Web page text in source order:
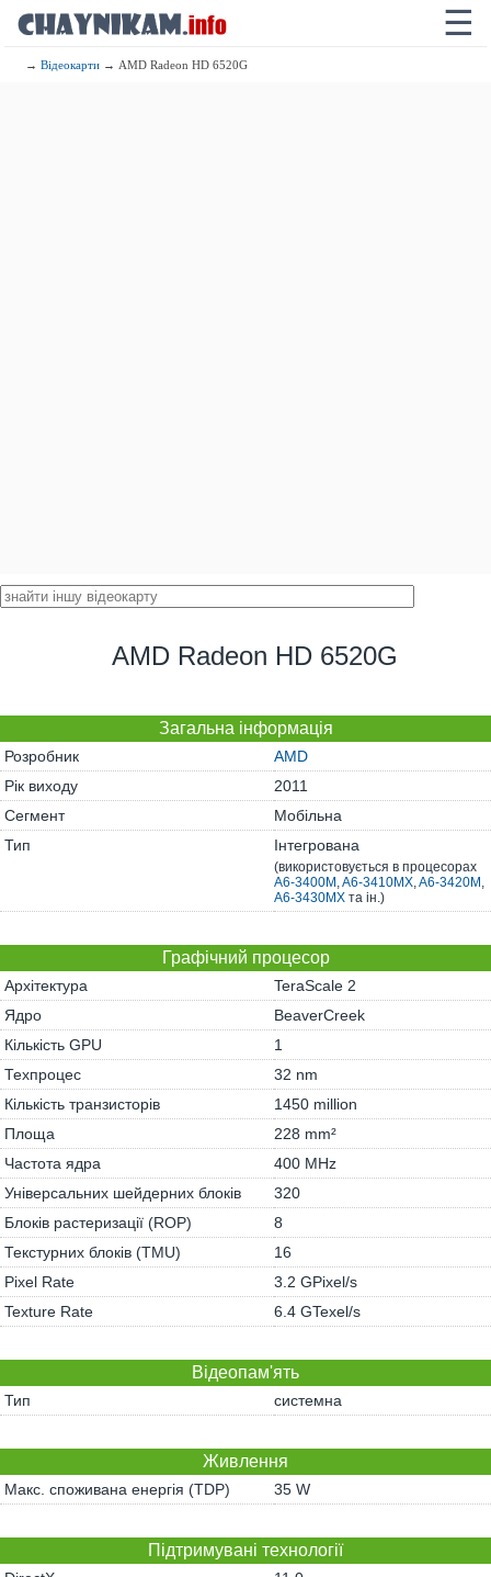
☰
→Відеокарти → AMD Radeon HD 6520G
AMD Radeon HD 6520G
Загальна інформація
Розробник
AMD
Рік виходу
2011
Сегмент
Мобільна
Тип
Інтегрована
(використовується в процесорах
A6-3400M ,A6-3410MX,A6-3420M ,
A6-3430MX та ін.)
Графічний процесор
Архітектура
TeraScale 2
Ядро
BeaverCreek
Кількість GPU
1
Техпроцес
32 nm
Кількість транзисторів
1450 million
Площа
228 mm²
Частота ядра
400 MHz
Універсальних шейдерних блоків
320
Блоків растеризації (ROP)
8
Текстурних блоків (TMU)
16
Pixel Rate
3.2 GPixel/s
Texture Rate
6.4 GTexel/s
Відеопам'ять
Тип системна
Живлення
Макс. споживана енергія (TDP) 35 W
Підтримувані технології